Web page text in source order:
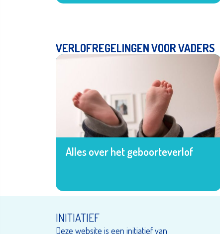
VERLOFREGELINGEN VOOR VADERS
Alles over het geboorteverlof
INITIATIEF
Deze website is een initiatief van